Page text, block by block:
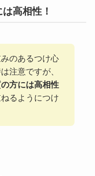
高相性！
のあるつけ心
注意ですが、
方には高相性
るようにつけ